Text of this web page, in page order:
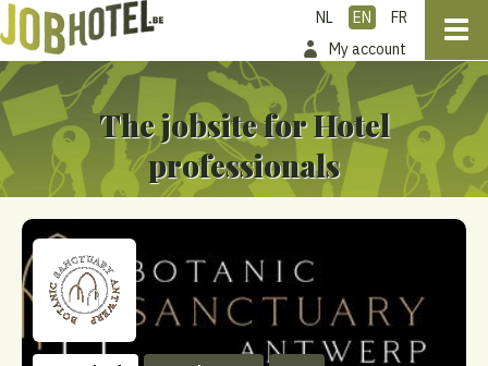
NL EN
FR
My account
The jobsite for Hotel
professionals